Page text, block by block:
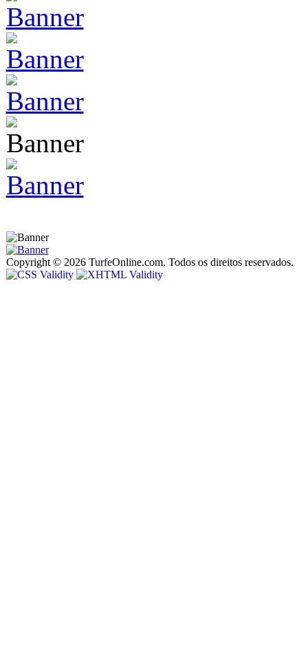
Copyright © 2026 TurfeOnline.com. Todos os direitos reservados.